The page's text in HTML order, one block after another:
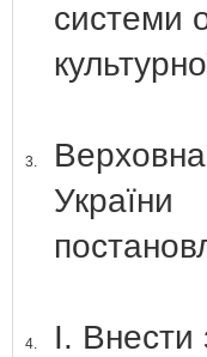
системи
3.
України
4.
І. Внести